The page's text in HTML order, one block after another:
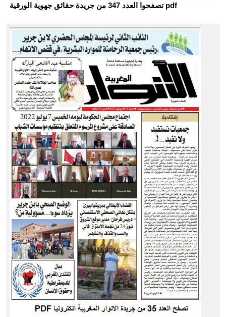
تصفحوا العدد 347 من جريدة حقائق جهوية الورقية pdf